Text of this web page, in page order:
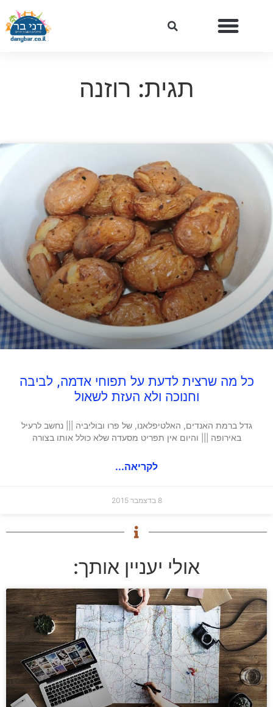
תגית: רוזנה
כל מה שרצית לדעת על תפוחי אדמה, לביבה
וחנוכה ולא העזת לשאול
גדל ברמת האנדים, האלטיפלאנו, של פרו ובוליביה ||| נחשב לרעיל
באירופה ||| והיום אין תפריט מסעדה שלא כולל אותו בצורה
לקריאה...
8 בדצמבר 2015
אולי יעניין אותך: